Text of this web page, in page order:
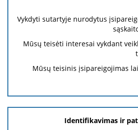
Vykdyti sutartyje nurodytus
Mūsų teisėti interesai vykdant
Mūsų teisinis įsipareigojimas
Identifikavimas ir